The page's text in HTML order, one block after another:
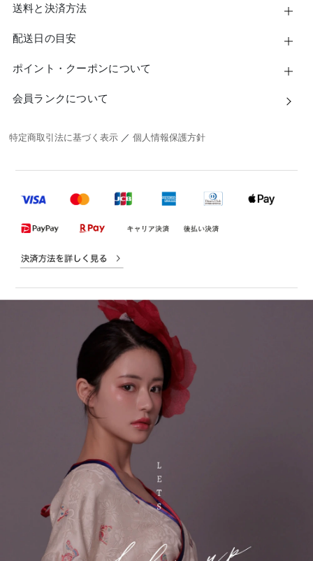
送料と決済方法
配送日の目安
ポイント・クーポンについて
会員ランクについて
特定商取引法に基づく表示 ／個人情報保護方針